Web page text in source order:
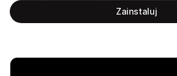
Zainstaluj